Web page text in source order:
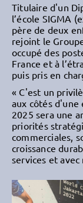
Titulaire d'un
l’école SIGMA
père de deux
rejoint le
occupé des
France et à
puis pris en
« C'est un
aux côtés d'une
2025 sera une
priorités
commerciales,
croissance
services et avec